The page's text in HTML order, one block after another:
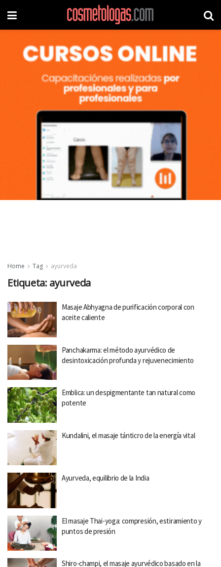
Home Tag ayurveda
Etiqueta: ayurveda
Masaje Abhyagna de purificación corporal con
aceite caliente
Panchakarma: el método ayurvédico de
desintoxicación profunda y rejuvenecimiento
Emblica: un despigmentante tan natural como
potente
Kundalini, el masaje tánticro de la energía vital
Ayurveda, equilibrio de la India
El masaje Thai-yoga: compresión, estiramiento y
puntos de presión
Shiro-champi, el masaje ayurvédico basado en la